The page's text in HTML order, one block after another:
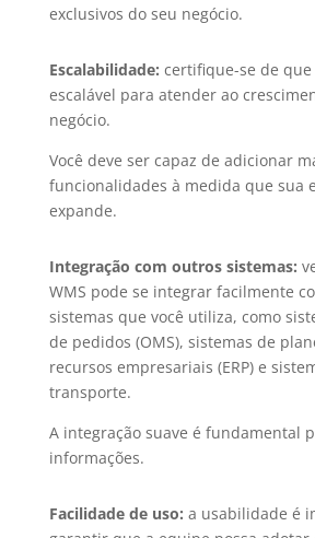
exclusivos do seu negócio.
Escalabilidade: certifique-se de que
escalável para atender ao
negócio.
Você deve ser capaz de adicionar
funcionalidades à medida que sua
expande.
Integração com outros sistemas:
WMS pode se integrar facilmente
sistemas que você utiliza, como
de pedidos (OMS), sistemas de
recursos empresariais (ERP) e
transporte.
A integração suave é fundamental
informações.
Facilidade de uso: a usabilidade é